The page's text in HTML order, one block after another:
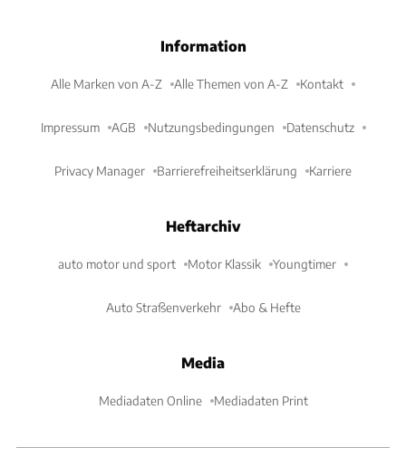
Information
Alle Marken von A-Z Alle Themen von A-Z Kontakt
Impressum AGB Nutzungsbedingungen Datenschutz
Privacy Manager Barrierefreiheitserklärung Karriere
Heftarchiv
auto motor und sport Motor Klassik Youngtimer
Auto Straßenverkehr Abo & Hefte
Media
Mediadaten Online Mediadaten Print